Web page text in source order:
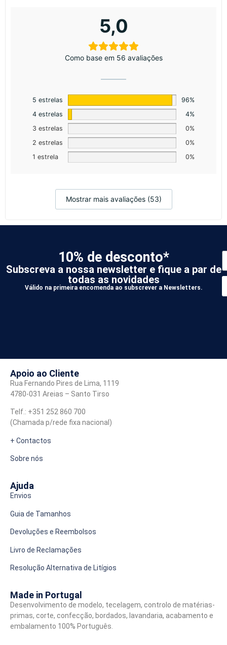
5,0
Como base em 56 avaliações
5 estrelas
96%
4 estrelas
4%
3 estrelas
0%
2 estrelas
0%
1 estrela
0%
Mostrar mais avaliações (53)
10% de desconto*
Subscreva a nossa newsletter e fique a par de
todas as novidades
Válido na primeira encomenda ao subscrever a Newsletters.
Apoio ao Cliente
Rua Fernando Pires de Lima, 1119
4780-031 Areias – Santo Tirso
Telf.: +351 252 860 700
(Chamada p/rede fixa nacional)
+ Contactos
Sobre nós
Ajuda
Envios
Guia de Tamanhos
Devoluções e Reembolsos
Livro de Reclamações
Resolução Alternativa de Litígios
Made in Portugal
Desenvolvimento de modelo, tecelagem, controlo de matérias-
primas, corte, confecção, bordados, lavandaria, acabamento e
embalamento 100% Português.